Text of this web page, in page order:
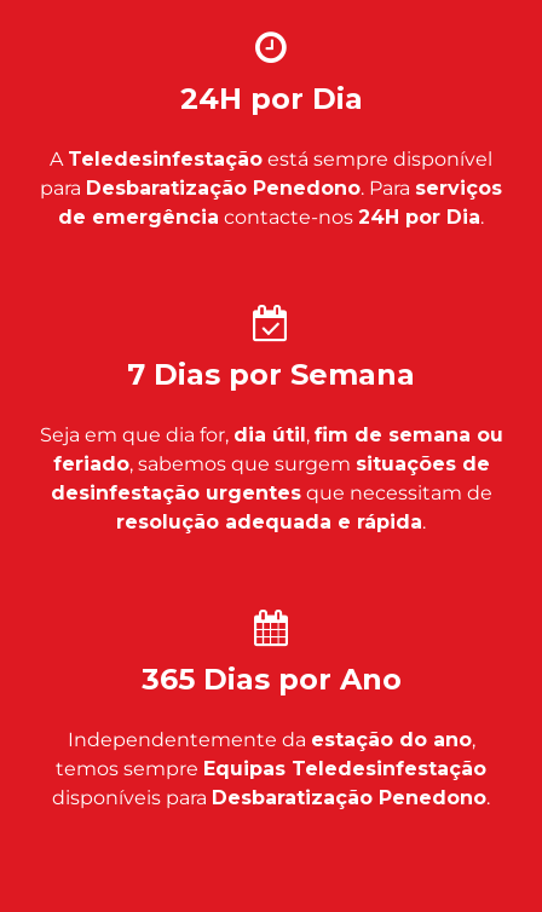
24H por Dia
A Teledesinfestação está sempre disponível
para Desbaratização Penedono. Para serviços
de emergência contacte-nos 24H por Dia.
7 Dias por Semana
Seja em que dia for, dia útil, fim de semana ou
feriado, sabemos que surgem situações de
desinfestação urgentesque necessitam de
resolução adequada e rápida.
365 Dias por Ano
Independentemente da estação do ano,
temos sempre Equipas Teledesinfestação
disponíveis para Desbaratização Penedono.